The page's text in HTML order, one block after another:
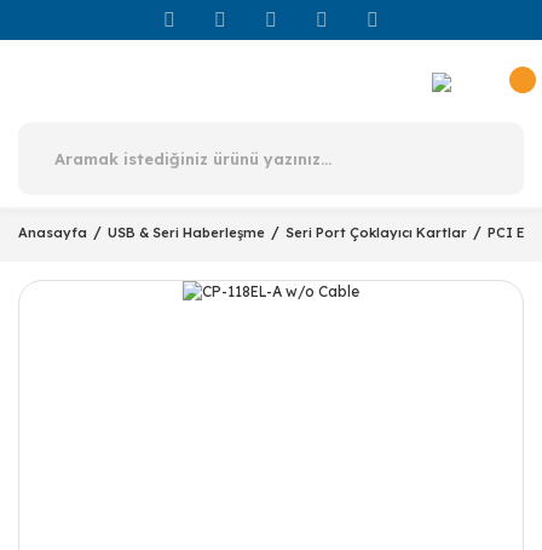
Anasayfa USB & Seri Haberleşme Seri Port Çoklayıcı Kartlar PCI